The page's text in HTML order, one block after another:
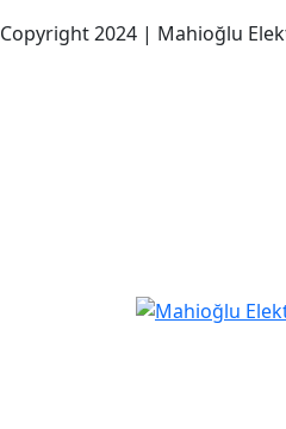
Copyright 2024 | Mahioğlu